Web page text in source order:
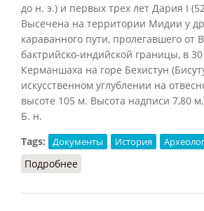
до н. э.) и первых трех лет Дария I
Высечена на территории Мидии у
караванного пути, пролегавшего от
бактрийско-индийской границы, в 30
Керманшаха на горе Бехистун
искусственном углублении на
высоте 105 м. Высота надписи 7,80
Б. н.
Tags:
Документы История
Подробнее